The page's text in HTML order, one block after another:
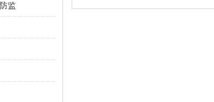
监